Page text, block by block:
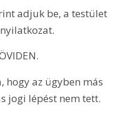
adjuk be, a testület
hogy az ügyben más
jogi lépést nem tett.